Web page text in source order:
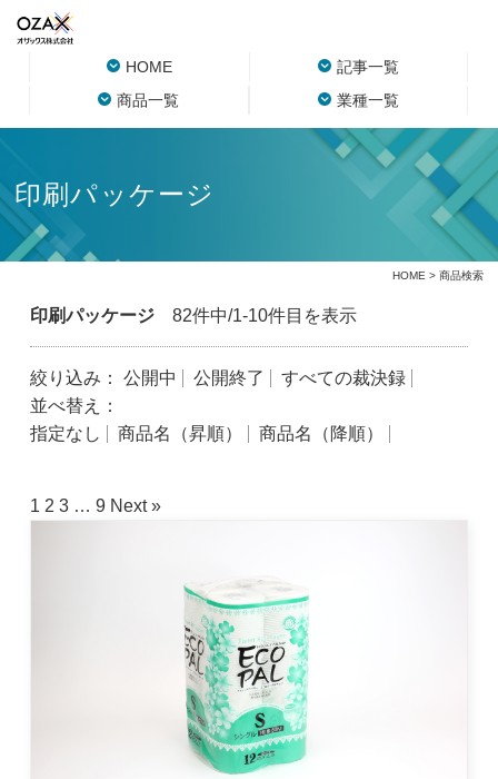
HOME
記事一覧
商品一覧
業種一覧
印刷パッケージ
HOME > 商品検索
印刷パッケージ82件中/1-10件目を表示
絞り込み： 公開中 公開終了
すべての裁決録
並べ替え：
指定なし
商品名（昇順） 商品名（降順）
1 2 3 … 9 Next »